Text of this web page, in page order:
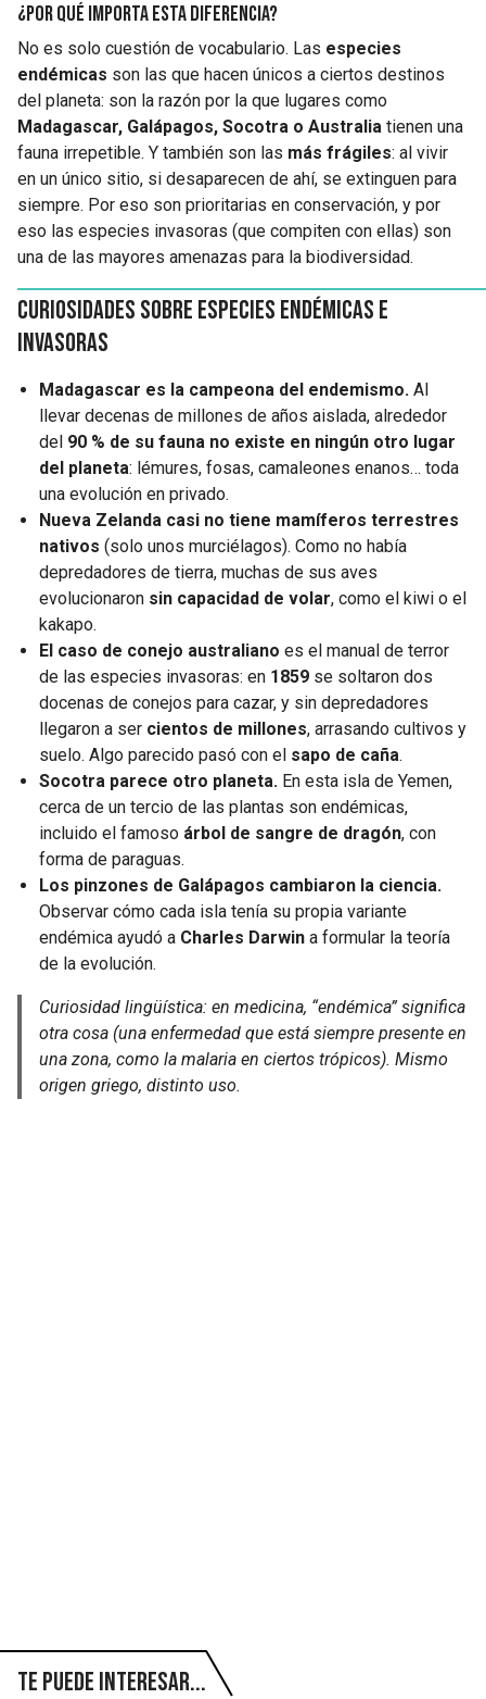
¿Por qué importa esta diferencia?
No es solo cuestión de vocabulario. Las especies
endémicas son las que hacen únicos a ciertos destinos
del planeta: son la razón por la que lugares como
Madagascar, Galápagos, Socotra o Australia tienen una
fauna irrepetible. Y también son las más frágiles: al vivir
en un único sitio, si desaparecen de ahí, se extinguen para
siempre. Por eso son prioritarias en conservación, y por
eso las especies invasoras (que compiten con ellas) son
una de las mayores amenazas para la biodiversidad.
Curiosidades sobre especies endémicas e
invasoras
Madagascar es la campeona del endemismo. Al
llevar decenas de millones de años aislada, alrededor
del 90 % de su fauna no existe en ningún otro lugar
del planeta: lémures, fosas, camaleones enanos… toda
una evolución en privado.
Nueva Zelanda casi no tiene mamíferos terrestres
nativos (solo unos murciélagos). Como no había
depredadores de tierra, muchas de sus aves
evolucionaron sin capacidad de volar, como el kiwi o el
kakapo.
El caso de conejo australiano es el manual de terror
de las especies invasoras: en 1859 se soltaron dos
docenas de conejos para cazar, y sin depredadores
llegaron a ser cientos de millones, arrasando cultivos y
suelo. Algo parecido pasó con el sapo de caña.
Socotra parece otro planeta. En esta isla de Yemen,
cerca de un tercio de las plantas son endémicas,
incluido el famoso árbol de sangre de dragón, con
forma de paraguas.
Los pinzones de Galápagos cambiaron la ciencia.
Observar cómo cada isla tenía su propia variante
endémica ayudó a Charles Darwin a formular la teoría
de la evolución.
Curiosidad lingüística: en medicina, “endémica” significa
otra cosa (una enfermedad que está siempre presente en
una zona, como la malaria en ciertos trópicos). Mismo
origen griego, distinto uso.
Te puede interesar...